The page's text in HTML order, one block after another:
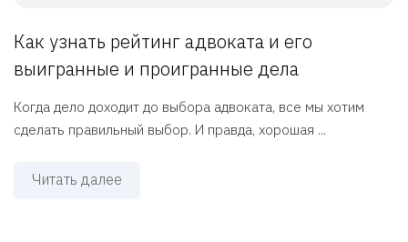
Как узнать рейтинг адвоката и его
выигранные и проигранные дела
Когда дело доходит до выбора адвоката, все мы хотим
сделать правильный выбор. И правда, хорошая ...
Читать далее